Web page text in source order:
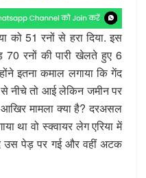
को 51 रनों से हरा दिया. इस
70 रनों की पारी खेलते हुए 6
इतना कमाल लगाया कि गेंद
से नीचे तो आई लेकिन जमीन पर
मामला क्या है?दरअसल
था वो स्क्वायर लेग एरिया में
उस पेड़ पर गई और वहीं अटक